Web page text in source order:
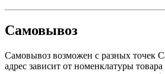
Самовывоз
Самовывоз возможен с разных точек
адрес зависит от номенклатуры